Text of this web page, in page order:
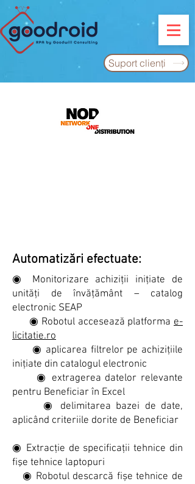
Suport clienţi
Automatizări efectuate:
◉ Monitorizare achiziţii iniţiate de
unităţi de învăţământ – catalog
electronic SEAP
◉ Robotul accesează platforma e-
licitatie.ro
◉ aplicarea filtrelor pe achizițiile
inițiate din catalogul electronic
◉ extragerea datelor relevante
pentru Beneficiar în Excel
◉ delimitarea bazei de date,
aplicând criteriile dorite de Beneficiar
◉ Extracţie de specificaţii tehnice din
fişe tehnice laptopuri
◉ Robotul descarcă fișe tehnice de